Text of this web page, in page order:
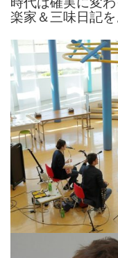
時代は確実に変
楽家＆三味日記